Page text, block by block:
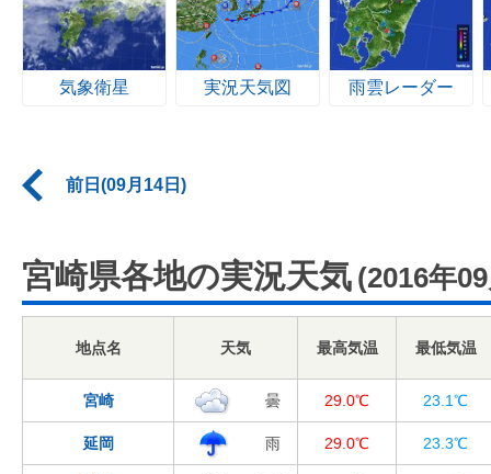
気象衛星 実況天気図 雨雲レーダー
前日(09月14日)
宮崎県各地の実況天気 (2016年
地点名 天気 最高気温 最低気温
宮崎 曇 29.0℃ 23.1℃
延岡 雨 29.0℃ 23.3℃